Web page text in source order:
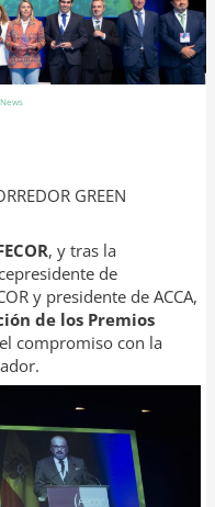
GREEN
, y tras la
de
y presidente de ACCA,
de los Premios
compromiso con la